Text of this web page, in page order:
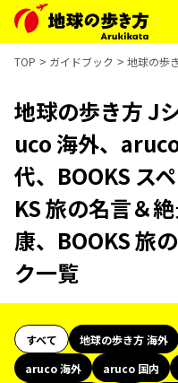
TOP ガイドブック 地球の歩
地球の歩き方 J
uco 海外、
代、BOOKS ス
KS 旅の名言＆
康、BOOKS 旅
ク一覧
すべて 地球の歩き方 海外
aruco 海外
aruco 国内